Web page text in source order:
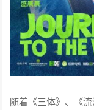
随着《三体》、《